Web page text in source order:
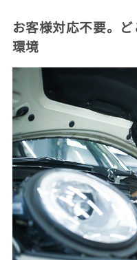
お客様対応不要。
環境